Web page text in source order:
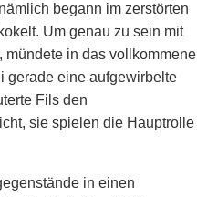
begann im zerstörten
Um genau zu sein mit
mündete in das vollkommene
gerade eine aufgewirbelte
Fils den
sie spielen die Hauptrolle
in einen